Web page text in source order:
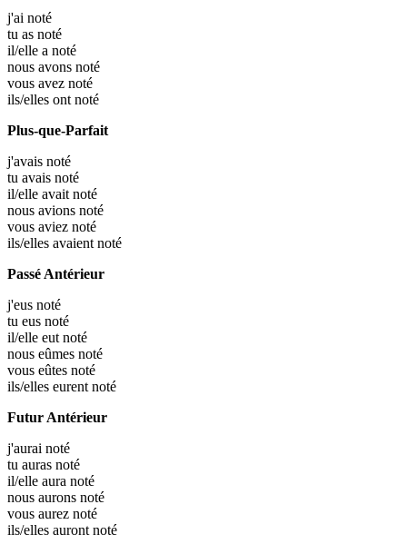
j'ai noté
tu as noté
il/elle a noté
nous avons noté
vous avez noté
ils/elles ont noté
Plus-que-Parfait
j'avais noté
tu avais noté
il/elle avait noté
nous avions noté
vous aviez noté
ils/elles avaient noté
Passé Antérieur
j'eus noté
tu eus noté
il/elle eut noté
nous eûmes noté
vous eûtes noté
ils/elles eurent noté
Futur Antérieur
j'aurai noté
tu auras noté
il/elle aura noté
nous aurons noté
vous aurez noté
ils/elles auront noté